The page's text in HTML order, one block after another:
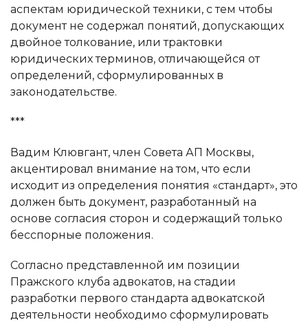
аспектам юридической техники, с тем чтобы
документ не содержал понятий, допускающих
двойное толкование, или трактовки
юридических терминов, отличающейся от
определений, сформулированных в
законодательстве.
***
Вадим Клювгант, член Совета АП Москвы,
акцентировал внимание на том, что если
исходит из определения понятия «стандарт», это
должен быть документ, разработанный на
основе согласия сторон и содержащий только
бесспорные положения.
Согласно представленной им позиции
Пражского клуба адвокатов, на стадии
разработки первого стандарта адвокатской
деятельности необходимо сформулировать